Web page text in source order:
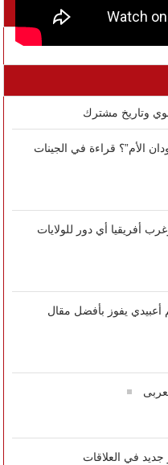
وتاريخ مشترك
الأم”؟ قراءة في الجينات
أفريقيا أي دور للولايات
أعبيدي يفوز بأفضل مقال
في العلاقات